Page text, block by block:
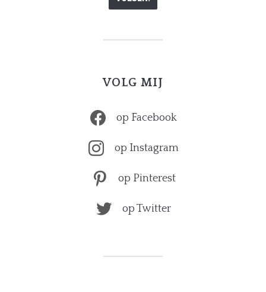
VOLG MIJ
op Facebook
op Instagram
op Pinterest
op Twitter